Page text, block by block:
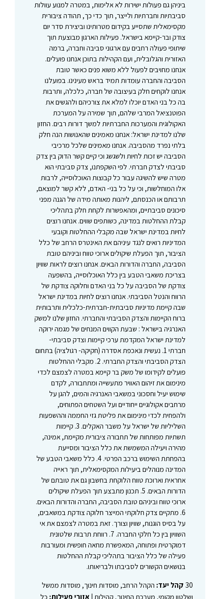
ביניהן גם פעולות ישירות לא אלימות, במטרה למנוע עוולות
סביבתיות וחברתיות ולייצר, תוך כדי כך, תהודה ציבורית
מקסימאלית שתסייע בקידום מטרותינו וביצירת סדר יום
צודק ובר-קיימא בישראל. פעילות הארגון מבוצעת תוך
שיתופי פעולה רחבים עם ארגוני סביבה וחברה, ברמה
האזורית והגלובלית, ועם הקהילות בתוכן אנחנו פועלים.
אנחנו מחויבים לפעול ללא משוא פנים כאשר טובת
הסביבה והחברה עומדות תמיד בראש מעינינו. בפועלנו
אנחנו לוקחים חלק בעיצובה של חברה, כלכלה, ותרבות
בה כל בני האדם יוכלו למלא את צורכיהם ולהגשים את
הפוטנציאל המרבי שלהם, תוך שמירה על המערכת
האקולוגית והמערכות החברתיות למשך דורות רבים. החזון
שלנו למדינת ישראל: אנחנו מאמינים שהאנושות הנה חלק
בלתי נפרד מהסביבה. אנחנו מאמינים שלכל מרכיבי
הסביבה יש זכות לחיות ולשגשג וכי קיים קשר הדוק בין צדק
סביבתי לצדק חברתי. לפי השקפתנו, צדק סביבתי הוא
מטרה שיש להשיגה עבור כל קבוצות האוכלוסייה, לרבות
אלו המוחלשות, וכי על כל בני- האדם, ללא קשר למוצאם,
תרבותם או הכנסתם, ליהנות מאותה מידה של הגנה מפני
סיכונים סביבתיים, ומהאפשרות לקחת חלק בתהליכי
קבלת ההחלטות במדינה, כשותפים שווים. אנחנו רוצים
לחיות במדינת ישראל שבה מקבלי ההחלטות וקובעי
המדיניות רואים לנגד עיניהם את האינטרס הרחב של כלל
הציבור, תוך הפעלת שיקולים ארוכי טווח וביניהם טובת
הסביבה, החברה והדורות הבאים. אנחנו רוצים לראות שוויון
בצריכת משאבי הטבע בין כלל האוכלוסייה, בהשפעה
צודקת של הסביבה על כל בני האדם וחלוקה צודקת של
הרווח והנטל הסביבתי. אנחנו רוצים לחיות במדינת ישראל
שבה קיימת מדיניות סביבתית-חברתית-כלכלית ותרבותית
ברוח הקיימות והצדק הסביבתי והחברתי. החזון שלנו למשק
האנרגיה בישראל : שבעת הקווים המנחים של מגמה ירוקה
למדינת ישראל המקדמת ערכי קיימות וצדק סביבתי-
חברתי 1. נעשית ונאכפת אסדרה (חקיקה- רגולציה) בתחום
הצדק הסביבתי והצדק החברתי. 2. מקבלי ההחלטות
פועלים לקידומו של משק בר קיימא במטרה לצמצם לכדי
מינימום את זיהום האוויר מתעשייה ומתחבורה, לקדם
שימוש יעיל וחסכוני במשאבי האנרגיה והמים, להגן על
מרחבים אקולוגיים ייחודיים ועל השטחים הפתוחים,
ולהפחית לכדי מינימום את פליטת גזי החממה וההשפעות
השליליות של ישראל על משבר האקלים. 3. קיימות
תשתיות מפותחות של תחבורה ציבורית מקיימת, אמינה,
מהירה ויעילה המשמשת את כלל הציבור ומסייעת
בהפחתת השימוש ברכב הפרטי. 4. כלל משאבי הטבע של
המדינה מנוהלים ביעילות המקסימאלית, תוך ראייה
אחראית וארוכת טווח הלוקחת בחשבון גם את טובתם של
הדורות הבאים. 5. תכנון מתבצע תוך הפעלת שיקולים
ארוכי טווח וביניהם טובת הסביבה, החברה והדורות הבאים.
6. מתקיים צדק חלוקתי המייצר חלוקה צודקת במשאבים,
על בסיס הוגנות, שוויון וצורך. זאת במטרה לצמצם את אי
השוויון בין כל חלקי החברה. 7. רווחת תרבות שלטונית
דמוקרטית ופתוחה, המאפשרת מחאה חופשית ומעורבות
פעילה של כלל הציבור בתהליכי קבלת ההחלטות
בנושאים הקשורים לסביבתו ולבריאותו.
30 קהל יעד: הקהל הרחב, מוסדות חינוך, מוסדות ממשל
ושלטון מקומי, מערכת החינוך, קהילות | אזורי פעילות: כל